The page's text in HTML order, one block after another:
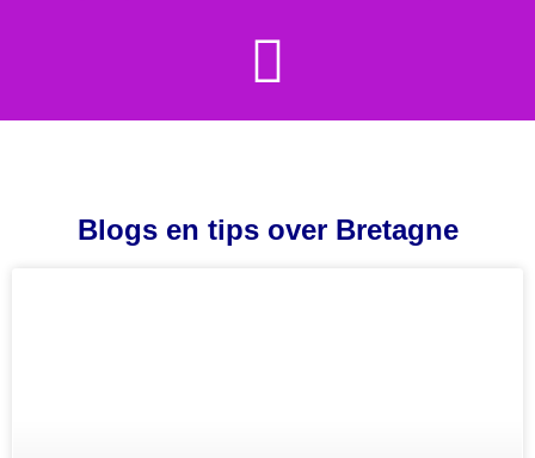
Blogs en tips over Bretagne